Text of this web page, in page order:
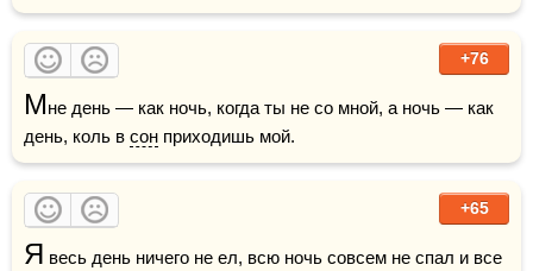
+76
Мне день — как ночь, когда ты не со мной, а ночь — как
день, коль в сон приходишь мой.
+65
Я весь день ничего не ел, всю ночь совсем не спал и все